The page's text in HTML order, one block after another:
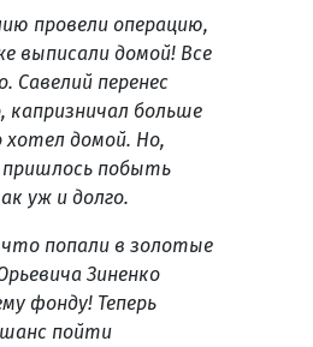
провели операцию,
выписали домой! Все
Савелий перенес
капризничал больше
хотел домой. Но,
побыть
уж и долго.
попали в золотые
Зиненко
фонду! Теперь
пойти